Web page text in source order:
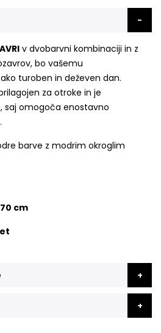
v dvobarvni kombinaciji in z
bo vašemu
turoben in deževen dan.
za otroke in je
saj omogoča enostavno
barve z modrim okroglim
cm